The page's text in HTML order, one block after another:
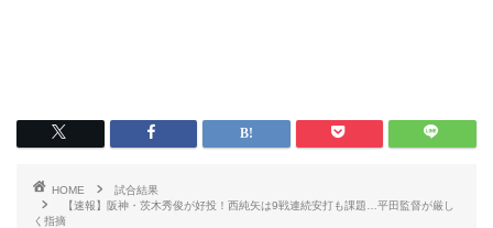
HOME
試合結果
【速報】阪神・茨木秀俊が好投！西純矢は9戦連続安打も課題…平田監督が厳し
く指摘